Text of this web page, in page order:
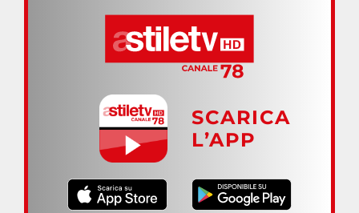
SCARICA
L’APP